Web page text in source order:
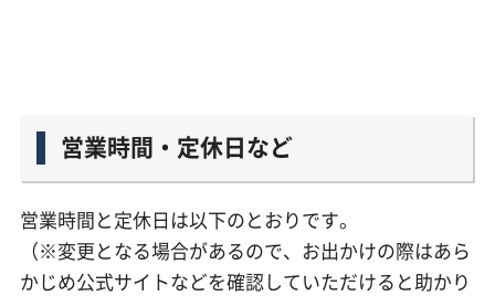
営業時間・定休日など
営業時間と定休日は以下のとおりです。
（※変更となる場合があるので、お出かけの際はあら
かじめ公式サイトなどを確認していただけると助かり